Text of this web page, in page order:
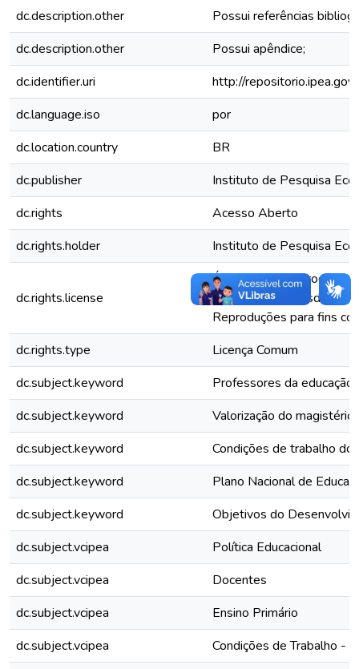
dc.description.other
Possui referências
dc.description.other
Possui apêndice;
dc.identifier.uri
http://
dc.language.iso
por
dc.location.country
BR
dc.publisher
Instituto de Pesquisa
dc.rights
Acesso Aberto
dc.rights.holder
Instituto de Pesquisa
dc.rights.license
É permitida a
nele contidos, desde que
Reproduções para fins
dc.rights.type
Licença Comum
dc.subject.keyword
Professores da educação
dc.subject.keyword
Valorização do magistério
dc.subject.keyword
Condições de trabalho do
dc.subject.keyword
Plano Nacional de
dc.subject.keyword
Objetivos do
dc.subject.vcipea
Política Educacional
dc.subject.vcipea
Docentes
dc.subject.vcipea
Ensino Primário
dc.subject.vcipea
Condições de Trabalho -